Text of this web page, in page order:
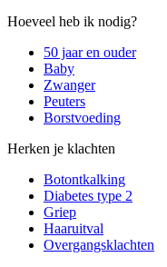
Hoeveel heb ik nodig?
50 jaar en ouder
Baby
Zwanger
Peuters
Borstvoeding
Herken je klachten
Botontkalking
Diabetes type 2
Griep
Haaruitval
Overgangsklachten